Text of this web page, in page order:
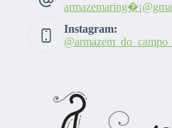
Instagram: